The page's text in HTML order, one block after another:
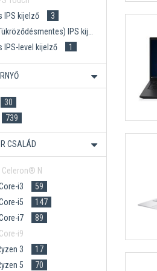
IPS kijelző
3
IPS kijelző
IPS-level kijelző
1
IPS-level kijelző
OLED kijelző
30
739
CSALÁD
N
i3
59
i5
147
Core-i7
89
i9
3
17
5
70